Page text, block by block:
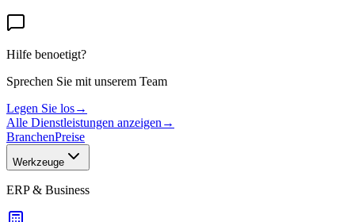
Hilfe benoetigt?
Sprechen Sie mit unserem Team
Legen Sie los→
Alle Dienstleistungen anzeigen →
BranchenPreise
Werkzeuge
ERP & Business